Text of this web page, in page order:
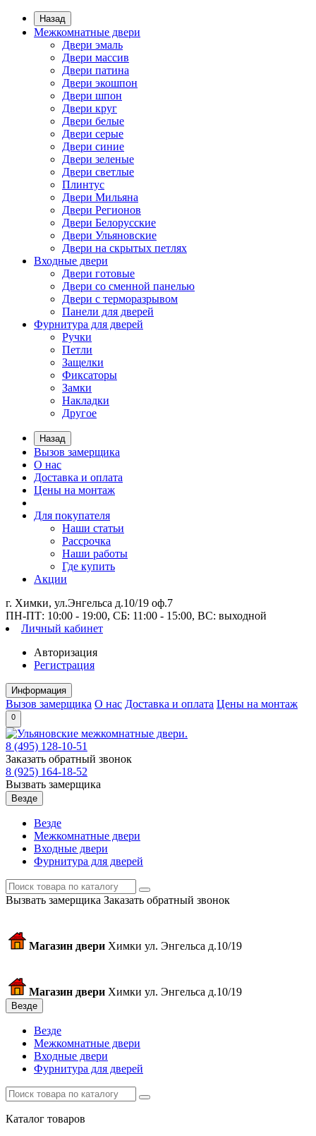
Назад
Межкомнатные двери
Двери эмаль
Двери массив
Двери патина
Двери экошпон
Двери шпон
Двери круг
Двери белые
Двери серые
Двери синие
Двери зеленые
Двери светлые
Плинтус
Двери Мильяна
Двери Регионов
Двери Белорусские
Двери Ульяновские
Двери на скрытых петлях
Входные двери
Двери готовые
Двери со сменной панелью
Двери с терморазрывом
Панели для дверей
Фурнитура для дверей
Ручки
Петли
Защелки
Фиксаторы
Замки
Накладки
Другое
Назад
Вызов замерщика
О нас
Доставка и оплата
Цены на монтаж
Для покупателя
Наши статьи
Рассрочка
Наши работы
Где купить
Акции
г. Химки, ул.Энгельса д.10/19 оф.7
ПН-ПТ: 10:00 - 19:00, СБ: 11:00 - 15:00, ВС: выходной
Личный кабинет
Авторизация
Регистрация
Информация
Вызов замерщика О нас Доставка и оплата Цены на монтаж
0
8 (495) 128-10-51
Заказать обратный звонок
8 (925) 164-18-52
Вызвать замерщика
Везде
Везде
Межкомнатные двери
Входные двери
Фурнитура для дверей
Вызвать замерщика Заказать обратный звонок
Магазин двери Химки ул. Энгельса д.10/19
Магазин двери Химки ул. Энгельса д.10/19
Везде
Везде
Межкомнатные двери
Входные двери
Фурнитура для дверей
Каталог товаров